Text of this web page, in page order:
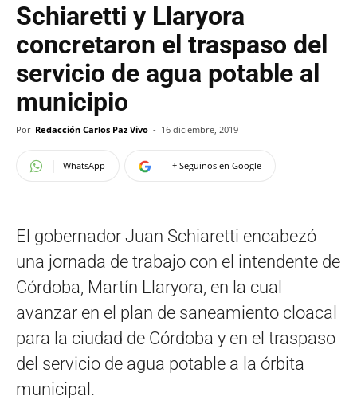
Schiaretti y Llaryora
concretaron el traspaso del
servicio de agua potable al
municipio
Por Redacción Carlos Paz Vivo - 16 diciembre, 2019
WhatsApp + Seguinos en Google
El gobernador Juan Schiaretti encabezó
una jornada de trabajo con el intendente de
Córdoba, Martín Llaryora, en la cual
avanzar en el plan de saneamiento cloacal
para la ciudad de Córdoba y en el traspaso
del servicio de agua potable a la órbita
municipal.